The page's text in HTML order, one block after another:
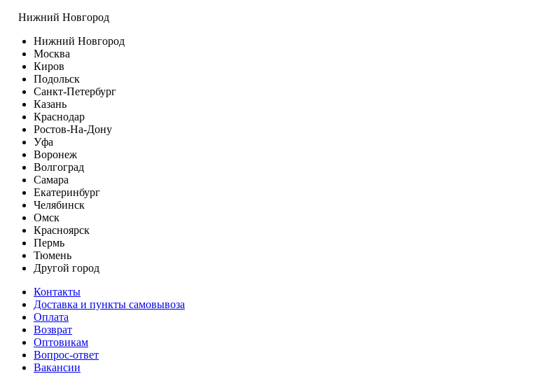
Нижний Новгород
Нижний Новгород
Москва
Киров
Подольск
Санкт-Петербург
Казань
Краснодар
Ростов-На-Дону
Уфа
Воронеж
Волгоград
Самара
Екатеринбург
Челябинск
Омск
Красноярск
Пермь
Тюмень
Другой город
Контакты
Доставка и пункты самовывоза
Оплата
Возврат
Оптовикам
Вопрос-ответ
Вакансии